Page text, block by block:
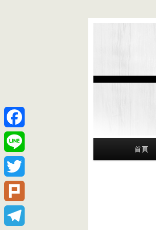
Main Menu
首頁
Facebook
Line
Twitter
Plurk